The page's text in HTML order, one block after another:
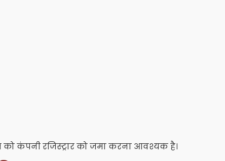
कंपनी रजिस्ट्रार को जमा करना आवश्यक है।